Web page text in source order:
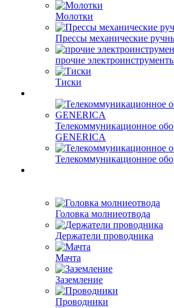
Молотки
Прессы механические
прочие
Тиски
Телекоммуникационное
GENERICA
Телекоммуникационное
Головка молниеотвода
Держатели проводника
Мачта
Заземление
Проводники